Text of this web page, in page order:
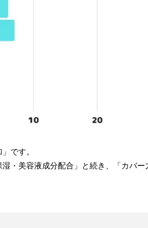
です。
・美容液成分配合」と続き、「カバー